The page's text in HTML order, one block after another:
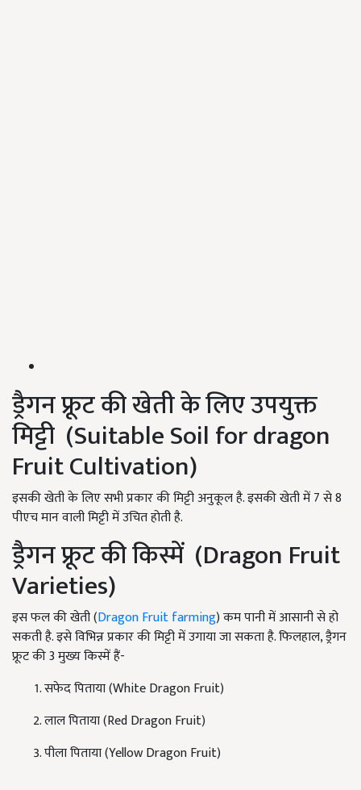
ड्रैगन फ्रूट की खेती के लिए उपयुक्त
मिट्टी (Suitable Soil for dragon
Fruit Cultivation)
इसकी खेती के लिए सभी प्रकार की मिट्टी अनुकूल है. इसकी खेती में 7 से 8
पीएच मान वाली मिट्टी में उचित होती है.
ड्रैगन फ्रूट की किस्में (Dragon Fruit
Varieties)
इस फल की खेती (Dragon Fruit farming) कम पानी में आसानी से हो
सकती है. इसे विभिन्न प्रकार की मिट्टी में उगाया जा सकता है. फिलहाल, ड्रैगन
फ्रूट की 3 मुख्य किस्में हैं-
सफेद पिताया (White Dragon Fruit)
लाल पिताया (Red Dragon Fruit)
पीला पिताया (Yellow Dragon Fruit)